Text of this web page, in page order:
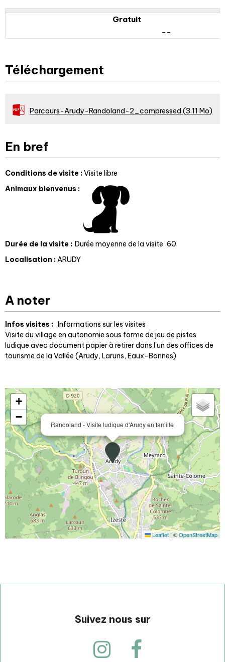
Gratuit
--
Téléchargement
Parcours-Arudy-Randoland-2_compressed (3.11 Mo)
En bref
Conditions de visite :Visite libre
Animaux bienvenus :
Durée de la visite : Durée moyenne de la visite 60
Localisation :ARUDY
A noter
Infos visites : Informations sur les visites
Visite du village en autonomie sous forme de jeu de pistes
ludique avec document papier à retirer dans l'un des offices de
tourisme de la Vallée (Arudy, Laruns, Eaux-Bonnes)
Randoland - Visite ludique d'Arudy en famille
+
−
Leaflet | ©OpenStreetMap
Suivez nous sur